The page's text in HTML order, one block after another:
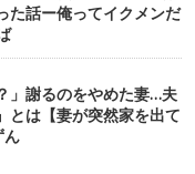
た話ー俺ってイクメンだ
」謝るのをやめた妻…夫
とは【妻が突然家を出て
ん